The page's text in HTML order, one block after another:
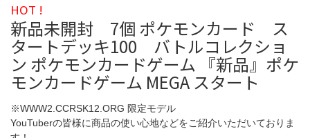
HOT !
新品未開封 7個 ポケモンカード ス
タートデッキ100 バトルコレクショ
ン ポケモンカードゲーム 『新品』ポケ
モンカードゲーム MEGA スタート
※WWW2.CCRSK12.ORG 限定モデル
YouTuberの皆様に商品の使い心地などをご紹介いただいておりま